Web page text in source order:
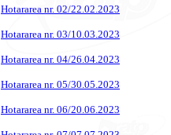
Hotararea nr. 02/22.02.2023
Hotararea nr. 03/10.03.2023
Hotararea nr. 04/26.04.2023
Hotararea nr. 05/30.05.2023
Hotararea nr. 06/20.06.2023